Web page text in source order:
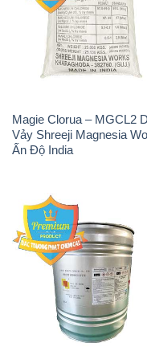
Magie Clorua – MGCL2
Vảy Shreeji Magnesia
Ấn Độ India